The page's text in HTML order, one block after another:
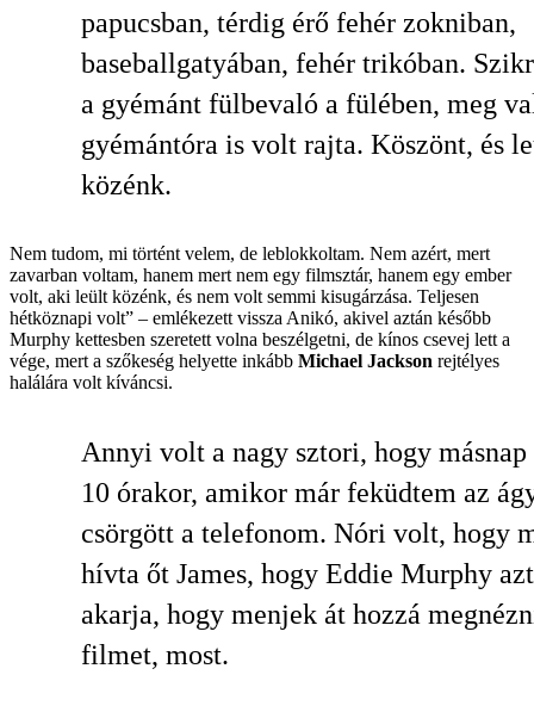
papucsban, térdig érő fehér zokniban,
baseballgatyában, fehér trikóban.
a gyémánt fülbevaló a fülében, meg
gyémántóra is volt rajta. Köszönt, és
közénk.
Nem tudom, mi történt velem, de leblokkoltam. Nem azért, mert
zavarban voltam, hanem mert nem egy filmsztár, hanem egy ember
volt, aki leült közénk, és nem volt semmi kisugárzása. Teljesen
hétköznapi volt” – emlékezett vissza Anikó, akivel aztán később
Murphy kettesben szeretett volna beszélgetni, de kínos csevej lett a
vége, mert a szőkeség helyette inkább Michael Jackson rejtélyes
halálára volt kíváncsi.
Annyi volt a nagy sztori, hogy másnap
10 órakor, amikor már feküdtem az
csörgött a telefonom. Nóri volt, hogy
hívta őt James, hogy Eddie Murphy azt
akarja, hogy menjek át hozzá
filmet, most.